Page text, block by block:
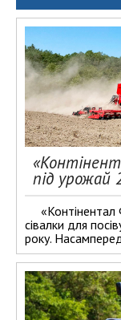
під урожай
«Контінентал
сівалки для
року.